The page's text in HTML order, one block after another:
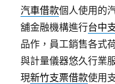
汽車借款個人使用的
舖金融機構進行台中
品作，員工銷售各式
與計量儀器悠久行業
現新竹支票借款使用